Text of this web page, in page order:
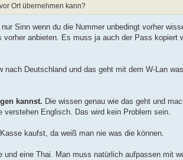
Ort übernehmen kann?
Sinn wenn du die Nummer unbedingt vorher
anbieten. Es muss ja auch der Pass kopiert
Deutschland und das geht mit dem W-Lan
kannst. Die wissen genau wie das geht und
Englisch. Das wird kein Problem sein.
kaufst, da weiß man nie was die können.
eine Thai. Man muss natürlich aufpassen mit